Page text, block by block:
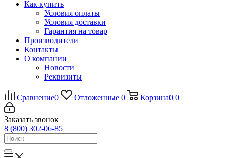
Как купить
Условия оплаты
Условия доставки
Гарантия на товар
Производители
Контакты
О компании
Новости
Реквизиты
Сравнение0 Отложенные 0 Корзина0 0
Заказать звонок
8 (800) 302-06-85